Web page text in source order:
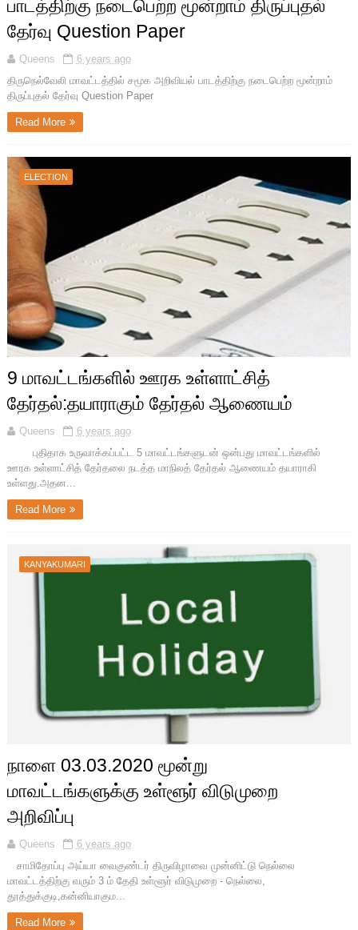
பாடத்திற்கு நடைபெற்ற மூன்றாம் திருப்புதல்
தேர்வு Question Paper
Queens
6 years ago
திருநெல்வேலி மாவட்டத்தில் சமூக அறிவியல் பாடத்திற்கு நடைபெற்ற மூன்றாம்
திருப்புதல் தேர்வு Question Paper
Read More
ELECTION
9 மாவட்டங்களில் ஊரக உள்ளாட்சித்
தேர்தல்:தயாராகும் தேர்தல் ஆணையம்
Queens
6 years ago
புதிதாக உருவாக்கப்பட்ட 5 மாவட்டங்களுடன் ஒன்பது மாவட்டங்களில்
ஊரக உள்ளாட்சித் தேர்தலை நடத்த மாநிலத் தேர்தல் ஆணையம் தயாராகி
உள்ளது.அதன...
Read More
KANYAKUMARI
நாளை 03.03.2020 மூன்று
மாவட்டங்களுக்கு உள்ளூர் விடுமுறை
அறிவிப்பு
Queens
6 years ago
சாமிதோப்பு அய்யா வைகுண்டர் திருவிழாவை முன்னிட்டு நெல்லை
மாவட்டத்திற்கு வரும் 3 ம் தேதி உள்ளூர் விடுமுறை - நெல்லை,
தூத்துக்குடி,கன்னியாகும...
Read More